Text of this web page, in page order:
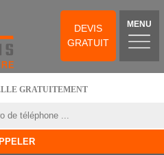
DEVIS
GRATUIT
MENU
GRATUITEMENT